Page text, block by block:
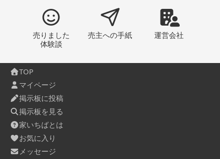
売りました
体験談
売主への手紙 運営会社
TOP
マイページ
掲示板に投稿
掲示板を見る
家いちばとは
お気に入り
メッセージ